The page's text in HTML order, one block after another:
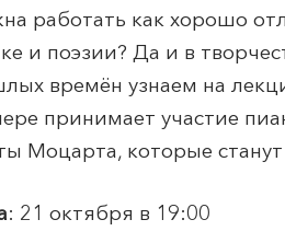
работать как хорошо
и поэзии? Да и в
времён узнаем на
принимает участие
Моцарта, которые
: 21 октября в 19:00